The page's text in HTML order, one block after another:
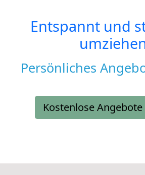
Entspannt und
Persönliches
Kostenlose